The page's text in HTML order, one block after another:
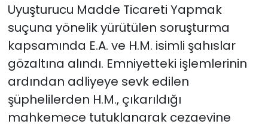
Uyuşturucu Madde Ticareti Yapmak
suçuna yönelik yürütülen soruşturma
kapsamında E.A. ve H.M. isimli şahıslar
gözaltına alındı. Emniyetteki işlemlerinin
ardından adliyeye sevk edilen
şüphelilerden H.M., çıkarıldığı
mahkemece tutuklanarak cezaevine